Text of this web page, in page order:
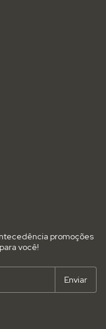
promoções
você!